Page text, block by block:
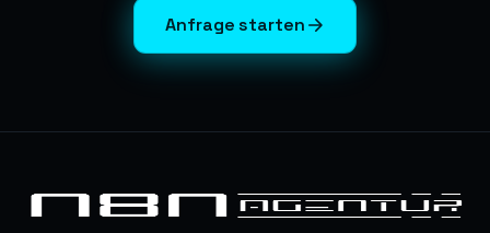
Anfrage starten